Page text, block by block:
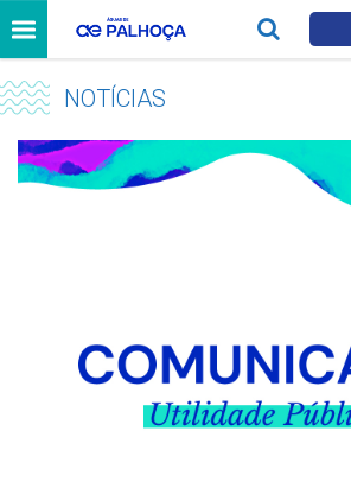
NOTÍCIAS